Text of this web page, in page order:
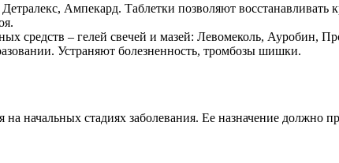
Ампекард. Таблетки позволяют
средств – гелей свечей и мазей: Левомеколь, Ауробин,
Устраняют болезненность, тромбозы шишки.
на начальных стадиях заболевания. Ее назначение должно